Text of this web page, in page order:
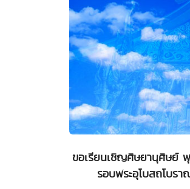
ขอเรียนเชิญศิษยานุศิษย์
รอบพระอุโบสถโบร